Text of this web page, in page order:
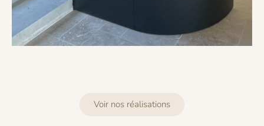
Voir nos réalisations